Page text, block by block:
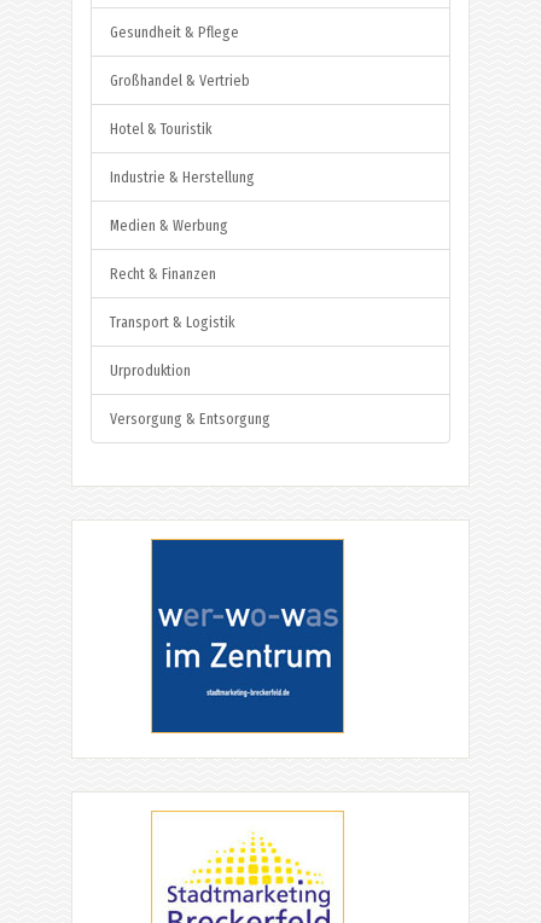
Gesundheit & Pflege
Großhandel & Vertrieb
Hotel & Touristik
Industrie & Herstellung
Medien & Werbung
Recht & Finanzen
Transport & Logistik
Urproduktion
Versorgung & Entsorgung